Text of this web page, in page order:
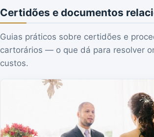
Certidões e documentos
Guias práticos sobre certidões e
cartorários — o que dá para resolver
custos.